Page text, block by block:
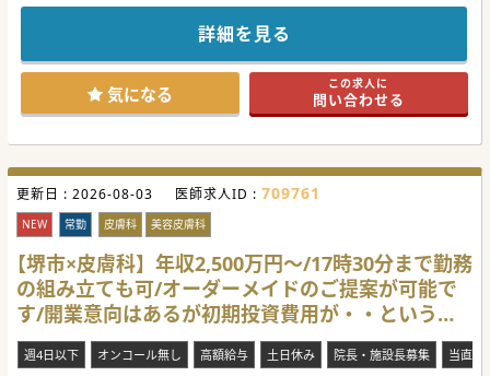
法人よりお預かりした求人です。豊富なノウハウから、先生
のご意向に沿ったご提案が可能です。
■この度、堺市の医療モールにて、管理医師を務めていただ
ける皮膚科の先生を募集しておられます。
■開設者としてご勤務いただく予定ですが、運転資金の融資
や設備投資、採用やレセプト等の事務手続き等、諸々のサポ
ートも法人側で行いますので、「リスクを抑えて開業した
い」というような先生もお問い合わせください。
【職場環境と雰囲気】
■当法人の代表者はフットワークが軽く、バイタリティ溢れ
るリーダータイプのキャラクターです。代表者も積極的に面
談に同席されますので、「一度話を聞いてみたい」という先
生は気軽にお問い合わせください。
■「新たなチャレンジをしてみたい」、「バリバリ働いて稼
ぎたい」、「ワークライフバランスを充実させたい」等、先
生が実現させたい働き方をお聞かせください。
■職員の採用は先生が主導で進める事も可能です。事務長の
出向もあるため臨床に集中できる環境です。
【やりがい】
等は法人にお任せし、先生は目の前の患者様への治療に集中
することができます。
詳細を見る
気になる この求人に
問い合わせる
更新日 : 2026-08-03 医師求人ID : 709761
NEW 常勤 皮膚科 美容皮膚科
【堺市×皮膚科】年収2,500万円～/17時30分まで勤務
の組み立ても可/オーダーメイドのご提案が可能で
す/開業意向はあるが初期投資費用が・・という先
生必見！
週4日以下 オンコール無し 高額給与 土日休み 院長・施設長募集 当直な